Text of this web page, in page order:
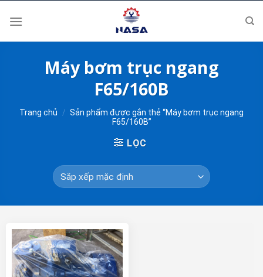
Máy bơm trục ngang
F65/160B
Trang chủ / Sản phẩm được gắn thẻ “Máy bơm trục ngang
F65/160B”
LỌC